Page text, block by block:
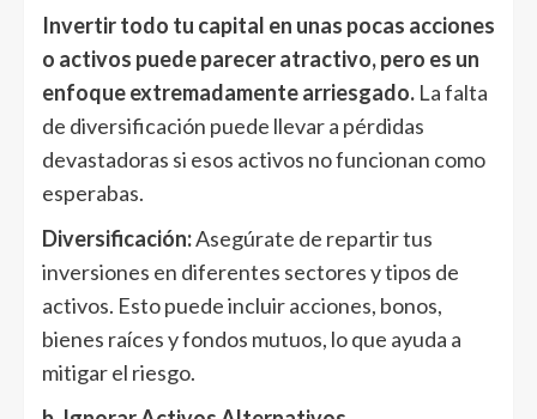
Invertir todo tu capital en unas pocas acciones
o activos puede parecer atractivo, pero es un
enfoque extremadamente arriesgado. La falta
de diversificación puede llevar a pérdidas
devastadoras si esos activos no funcionan como
esperabas.
Diversificación:Asegúrate de repartir tus
inversiones en diferentes sectores y tipos de
activos. Esto puede incluir acciones, bonos,
bienes raíces y fondos mutuos, lo que ayuda a
mitigar el riesgo.